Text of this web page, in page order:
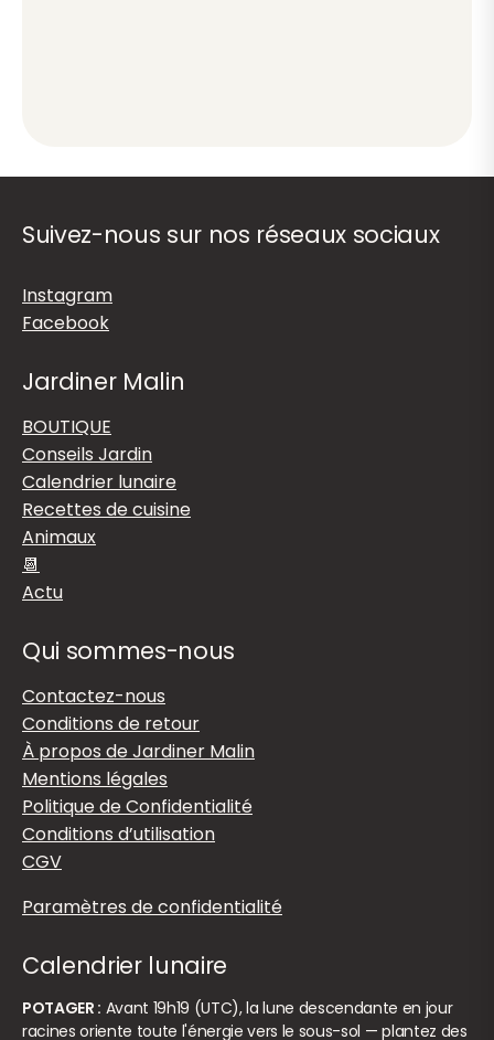
Suivez-nous sur nos réseaux sociaux
Instagram
Facebook
Jardiner Malin
BOUTIQUE
Conseils Jardin
Calendrier lunaire
Recettes de cuisine
Animaux
📆
Actu
Qui sommes-nous
Contactez-nous
Conditions de retour
À propos de Jardiner Malin
Mentions légales
Politique de Confidentialité
Conditions d’utilisation
CGV
Paramètres de confidentialité
Calendrier lunaire
POTAGER : Avant 19h19 (UTC), la lune descendante en jour
racines oriente toute l'énergie vers le sous-sol — plantez des